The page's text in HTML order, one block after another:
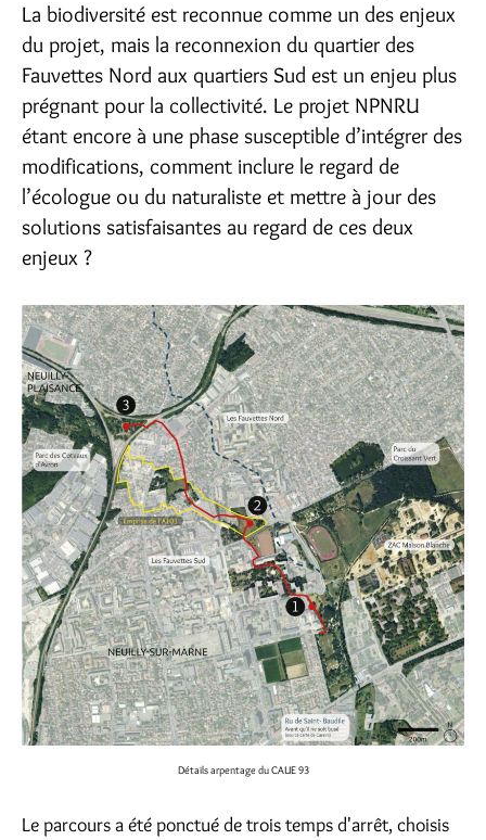
La biodiversité est reconnue comme un des enjeux
du projet, mais la reconnexion du quartier des
Fauvettes Nord aux quartiers Sud est un enjeu plus
prégnant pour la collectivité. Le projet NPNRU
étant encore à une phase susceptible d’intégrer des
modifications, comment inclure le regard de
l’écologue ou du naturaliste et mettre à jour des
solutions satisfaisantes au regard de ces deux
enjeux ?
Détails arpentage du CAUE 93
Le parcours a été ponctué de trois temps d'arrêt, choisis